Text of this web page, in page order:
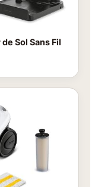
Sol Sans Fil